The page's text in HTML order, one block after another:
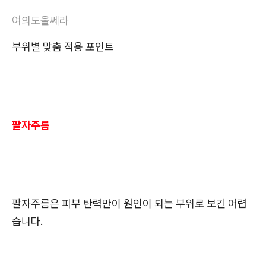
여의도울쎄라
부위별 맞춤 적용 포인트
팔자주름
팔자주름은 피부 탄력만이 원인이 되는 부위로 보긴 어렵
습니다.